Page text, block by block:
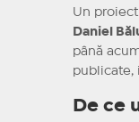
Un
Daniel
până
publicate,
De ce